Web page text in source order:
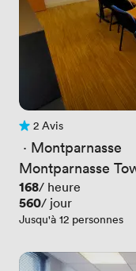
2 Avis2 Avis
· Montparnasse
Montparnasse
Prix
168/ heure
Prix
560/ jour
Jusqu'à 12 personnes